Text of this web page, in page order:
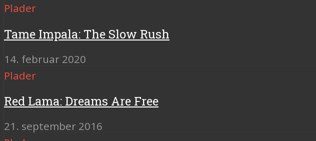
Plader
Tame Impala: The Slow Rush
14. februar 2020
Plader
Red Lama: Dreams Are Free
21. september 2016